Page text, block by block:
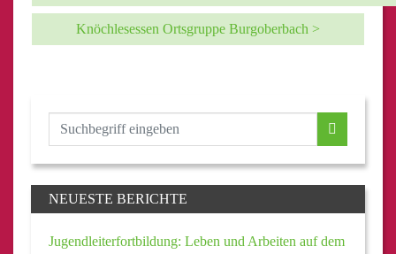
Knöchlesessen Ortsgruppe Burgoberbach >
NEUESTE BERICHTE
Jugendleiterfortbildung: Leben und Arbeiten auf dem